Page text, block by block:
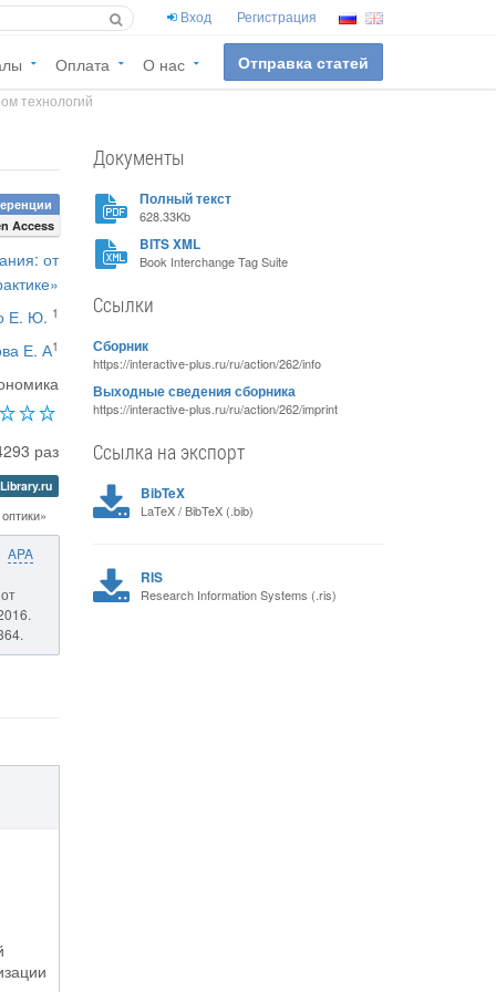
Вход Регистрация
Оплата О нас Отправка статей
технологий
Access
от
Е. Ю. 1
Е. А1
раз
APA
Документы
Полный текст
628.33Kb
BITS XML
Book Interchange Tag Suite
Ссылки
Сборник
https://interactive-plus.ru/ru/action/262/info
Выходные сведения сборника
https://interactive-plus.ru/ru/action/262/imprint
Ссылка на экспорт
BibTeX
LaTeX / BibTeX (.bib)
RIS
Research Information Systems (.ris)